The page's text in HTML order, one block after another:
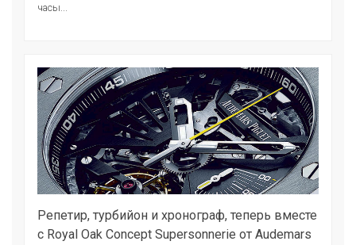
часы...
Репетир, турбийон и хронограф, теперь вместе
с Royal Oak Concept Supersonnerie от Audemars